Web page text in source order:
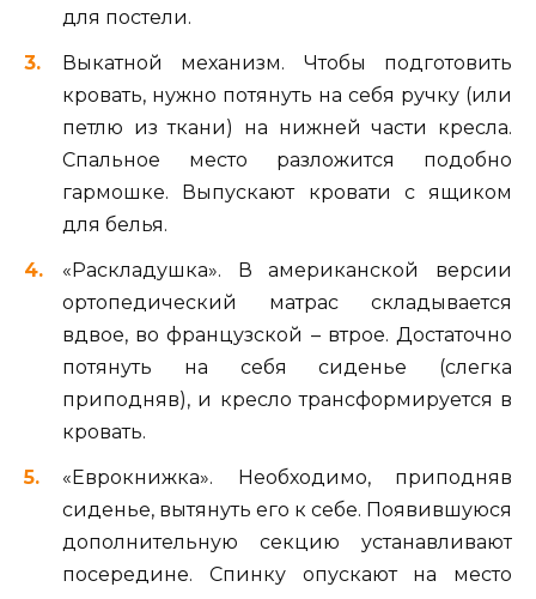
для постели.
Выкатной механизм. Чтобы подготовить
кровать, нужно потянуть на себя ручку (или
петлю из ткани) на нижней части кресла.
Спальное место разложится подобно
гармошке. Выпускают кровати с ящиком
для белья.
«Раскладушка». В американской версии
ортопедический матрас складывается
вдвое, во французской – втрое. Достаточно
потянуть на себя сиденье (слегка
приподняв), и кресло трансформируется в
кровать.
«Еврокнижка». Необходимо, приподняв
сиденье, вытянуть его к себе. Появившуюся
дополнительную секцию устанавливают
посередине. Спинку опускают на место